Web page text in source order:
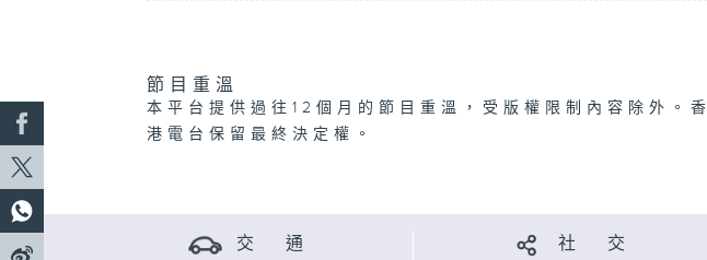
節目重溫
本平台提供過往12個月的節目重溫，受版權限制內容除外。香
港電台保留最終決定權。
交 通 社 交